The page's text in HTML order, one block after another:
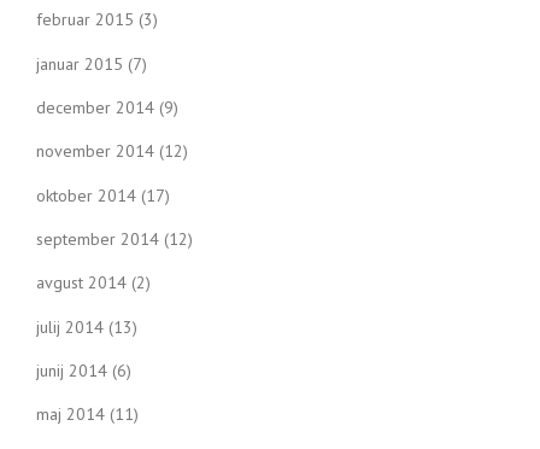
februar 2015 (3)
januar 2015 (7)
december 2014 (9)
november 2014 (12)
oktober 2014 (17)
september 2014 (12)
avgust 2014 (2)
julij 2014 (13)
junij 2014 (6)
maj 2014 (11)